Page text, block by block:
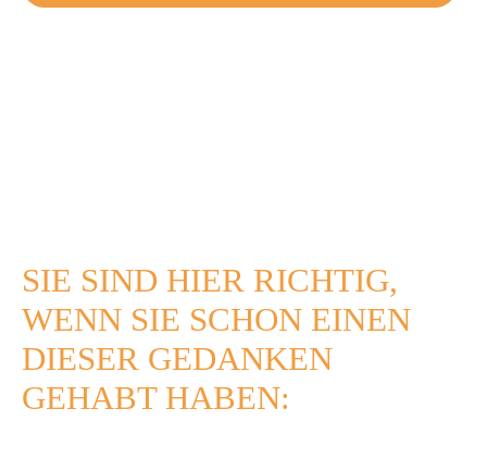
SIE SIND HIER RICHTIG,
WENN SIE SCHON EINEN
DIESER GEDANKEN
GEHABT HABEN: